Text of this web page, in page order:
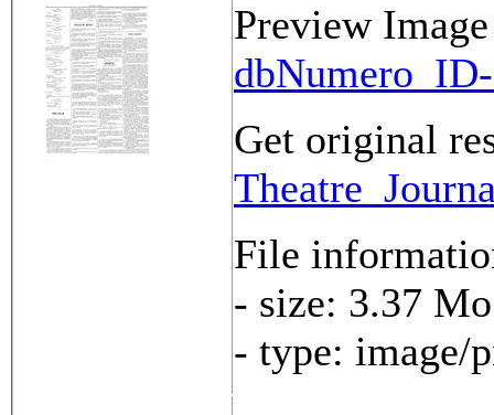
Preview Image
Get original
File
- size: 3.37 Mo
- type: image/